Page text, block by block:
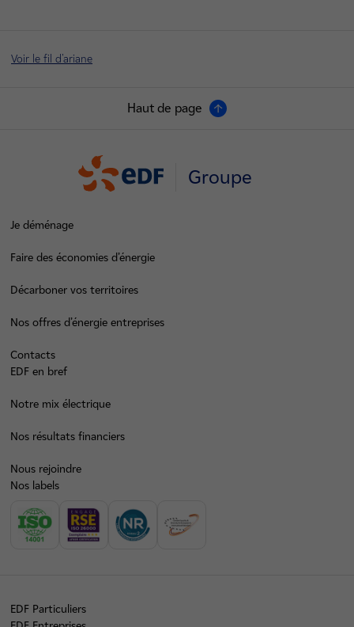
Voir le fil d'ariane
Haut de page
Groupe
Je déménage
Faire des économies d’énergie
Décarboner vos territoires
Nos offres d’énergie entreprises
Contacts
EDF en bref
Notre mix électrique
Nos résultats financiers
Nous rejoindre
Nos labels
EDF Particuliers